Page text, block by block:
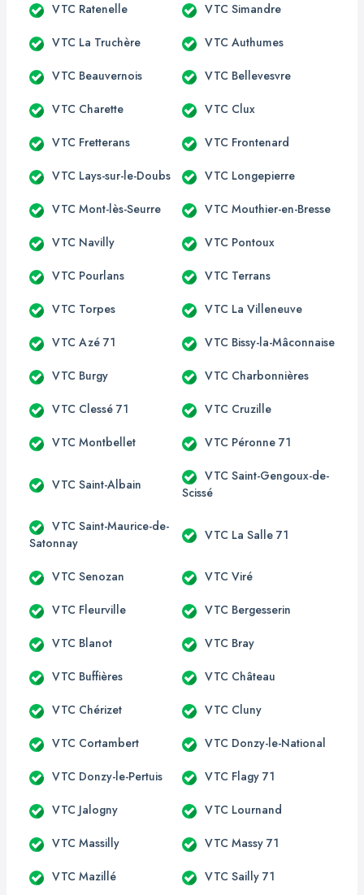
VTC Ratenelle VTC Simandre
VTC La Truchère VTC Authumes
VTC Beauvernois VTC Bellevesvre
VTC Charette VTC Clux
VTC Fretterans VTC Frontenard
VTC Lays-sur-le-Doubs VTC Longepierre
VTC Mont-lès-Seurre VTC Mouthier-en-Bresse
VTC Navilly VTC Pontoux
VTC Pourlans VTC Terrans
VTC Torpes VTC La Villeneuve
VTC Azé 71 VTC Bissy-la-Mâconnaise
VTC Burgy VTC Charbonnières
VTC Clessé 71 VTC Cruzille
VTC Montbellet VTC Péronne 71
VTC Saint-Albain
VTC Saint-Gengoux-de-
Scissé
VTC Saint-Maurice-de-
Satonnay
VTC La Salle 71
VTC Senozan VTC Viré
VTC Fleurville VTC Bergesserin
VTC Blanot VTC Bray
VTC Buffières VTC Château
VTC Chérizet VTC Cluny
VTC Cortambert VTC Donzy-le-National
VTC Donzy-le-Pertuis VTC Flagy 71
VTC Jalogny VTC Lournand
VTC Massilly VTC Massy 71
VTC Mazillé VTC Sailly 71